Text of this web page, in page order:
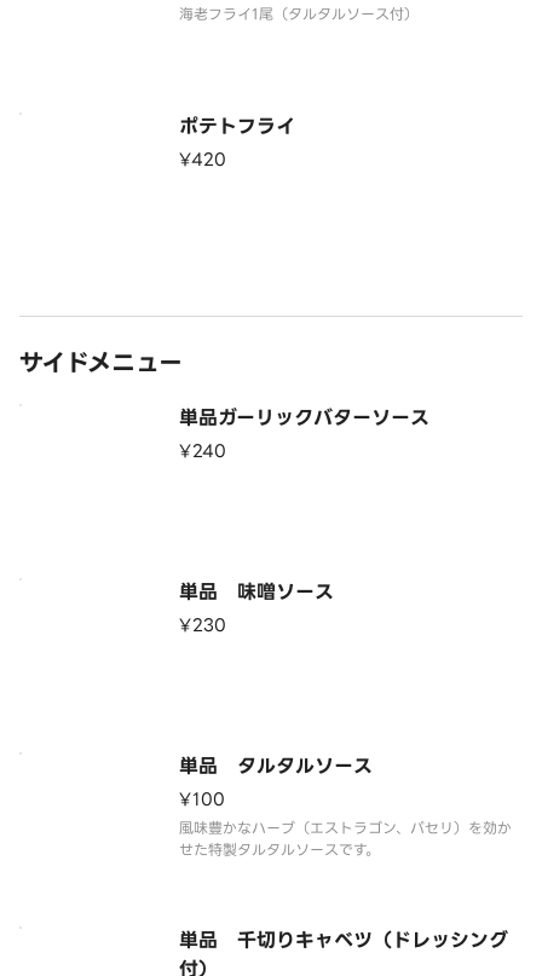
海老フライ1尾（タルタルソース付）
ポテトフライ
¥420
サイドメニュー
単品ガーリックバターソース
¥240
単品 味噌ソース
¥230
単品 タルタルソース
¥100
風味豊かなハーブ（エストラゴン、パセリ）を効か
せた特製タルタルソースです。
単品 千切りキャベツ（ドレッシング
付）